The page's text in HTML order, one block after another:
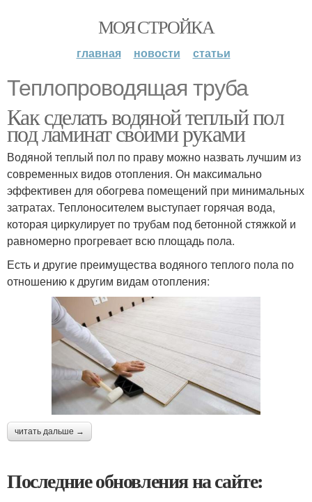
МОЯ СТРОЙКА
главная новости статьи
Теплопроводящая труба
Как сделать водяной теплый пол
под ламинат своими руками
Водяной теплый пол по праву можно назвать лучшим из
современных видов отопления. Он максимально
эффективен для обогрева помещений при минимальных
затратах. Теплоносителем выступает горячая вода,
которая циркулирует по трубам под бетонной стяжкой и
равномерно прогревает всю площадь пола.
Есть и другие преимущества водяного теплого пола по
отношению к другим видам отопления:
читать дальше →
Последние обновления на сайте: